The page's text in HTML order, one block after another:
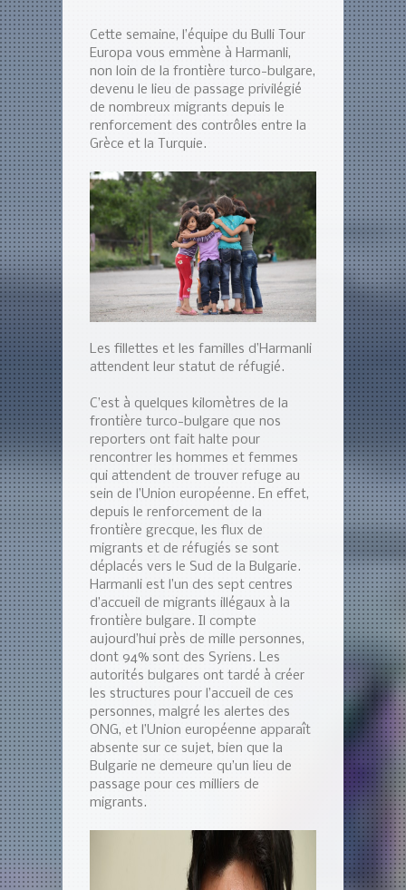
Cette semaine, l’équipe du Bulli Tour
Europa vous emmène à Harmanli,
non loin de la frontière turco-bulgare,
devenu le lieu de passage privilégié
de nombreux migrants depuis le
renforcement des contrôles entre la
Grèce et la Turquie.
Les fillettes et les familles d’Harmanli
attendent leur statut de réfugié.
C’est à quelques kilomètres de la
frontière turco-bulgare que nos
reporters ont fait halte pour
rencontrer les hommes et femmes
qui attendent de trouver refuge au
sein de l’Union européenne. En effet,
depuis le renforcement de la
frontière grecque, les flux de
migrants et de réfugiés se sont
déplacés vers le Sud de la Bulgarie.
Harmanli est l’un des sept centres
d’accueil de migrants illégaux à la
frontière bulgare. Il compte
aujourd’hui près de mille personnes,
dont 94% sont des Syriens. Les
autorités bulgares ont tardé à créer
les structures pour l’accueil de ces
personnes, malgré les alertes des
ONG, et l’Union européenne apparaît
absente sur ce sujet, bien que la
Bulgarie ne demeure qu’un lieu de
passage pour ces milliers de
migrants.